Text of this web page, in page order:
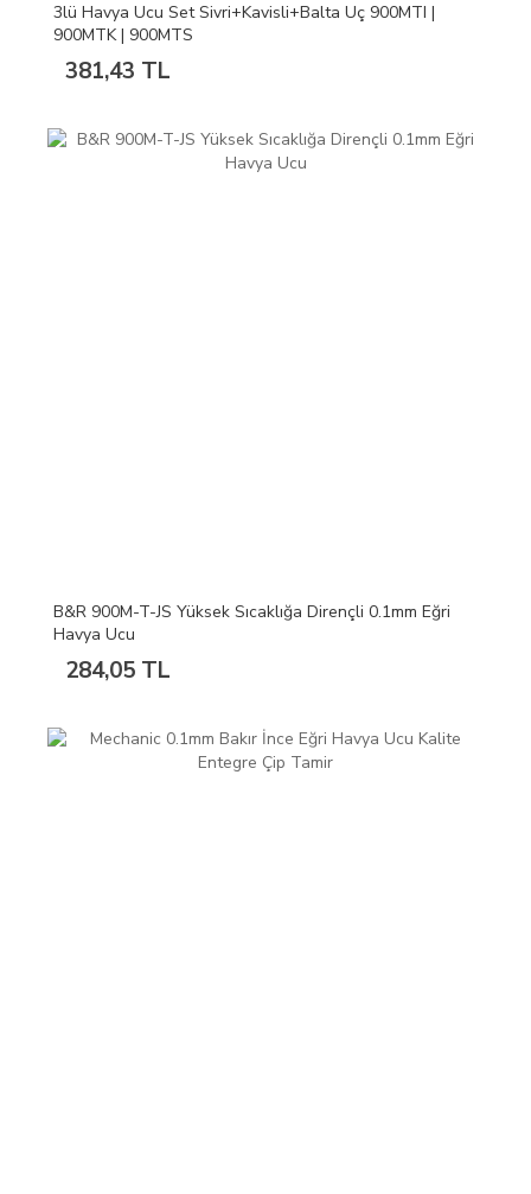
3lü Havya Ucu Set Sivri+Kavisli+Balta Uç 900MTI |
900MTK | 900MTS
381,43 TL
B&R 900M-T-JS Yüksek Sıcaklığa Dirençli 0.1mm Eğri
Havya Ucu
284,05 TL